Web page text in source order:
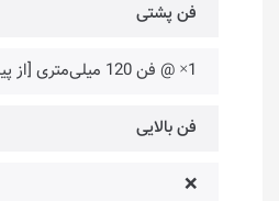
فن پشتی
1× @ فن 120 میلی‌متری [از پیش نصب شده]
فن بالایی
❌